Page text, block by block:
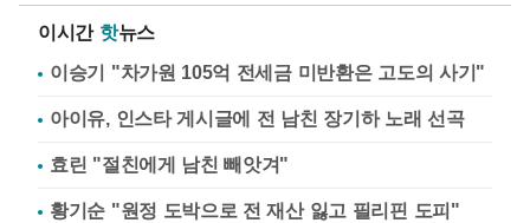
이시간 핫뉴스
이승기 "차가원 105억 전세금 미반환은 고도의 사기"
아이유, 인스타 게시글에 전 남친 장기하 노래 선곡
효린 "절친에게 남친 빼앗겨"
황기순 "원정 도박으로 전 재산 잃고 필리핀 도피"